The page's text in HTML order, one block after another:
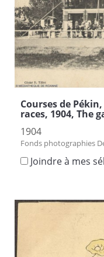
Courses de
races, 1904, The
1904
Fonds photographies
Joindre à mes